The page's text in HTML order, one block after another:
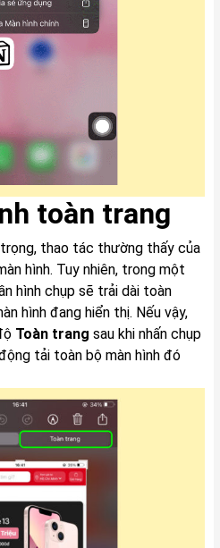
toàn trang
thao tác thường thấy của
hình. Tuy nhiên, trong một
hình chụp sẽ trải dài toàn
hình đang hiển thị. Nếu vậy,
Toàn trang sau khi nhấn chụp
tải toàn bộ màn hình đó